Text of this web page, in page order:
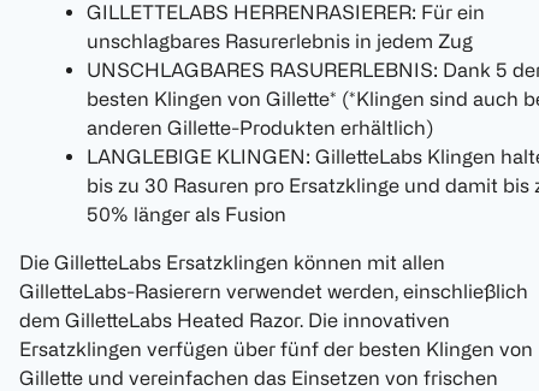
GILLETTELABS HERRENRASIERER: Für ein
unschlagbares Rasurerlebnis in jedem Zug
UNSCHLAGBARES RASURERLEBNIS: Dank 5
besten Klingen von Gillette* (*Klingen sind auch
anderen Gillette-Produkten erhältlich)
LANGLEBIGE KLINGEN: GilletteLabs Klingen
bis zu 30 Rasuren pro Ersatzklinge und damit bis
50% länger als Fusion
Die GilletteLabs Ersatzklingen können mit allen
GilletteLabs-Rasierern verwendet werden, einschließlich
dem GilletteLabs Heated Razor. Die innovativen
Ersatzklingen verfügen über fünf der besten Klingen von
Gillette und vereinfachen das Einsetzen von frischen